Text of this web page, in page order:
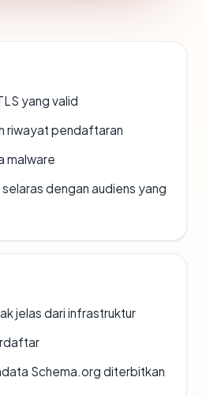
yang valid
riwayat pendaftaran
malware
dengan audiens yang
jelas dari infrastruktur
Schema.org diterbitkan